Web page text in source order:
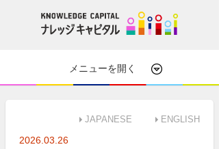
メニューを開く
JAPANESE ENGLISH
2026.03.26